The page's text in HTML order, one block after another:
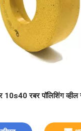
रबर पॉलिशिंग व्हील